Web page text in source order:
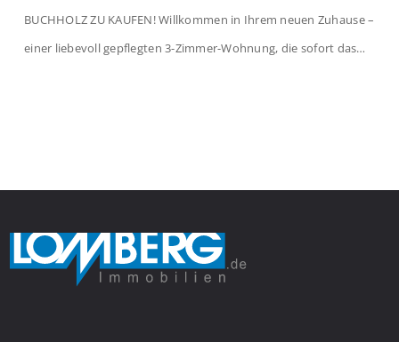
BUCHHOLZ ZU KAUFEN! Willkommen in Ihrem neuen Zuhause –
einer liebevoll gepflegten 3-Zimmer-Wohnung, die sofort das